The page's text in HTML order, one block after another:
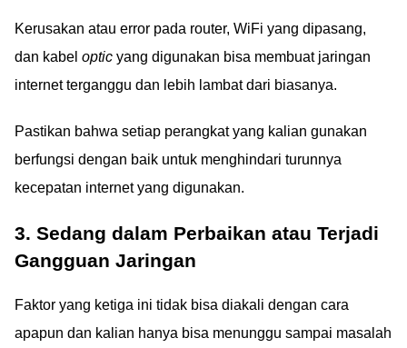
Kerusakan atau error pada router, WiFi yang dipasang,
dan kabel optic yang digunakan bisa membuat jaringan
internet terganggu dan lebih lambat dari biasanya.
Pastikan bahwa setiap perangkat yang kalian gunakan
berfungsi dengan baik untuk menghindari turunnya
kecepatan internet yang digunakan.
3. Sedang dalam Perbaikan atau Terjadi
Gangguan Jaringan
Faktor yang ketiga ini tidak bisa diakali dengan cara
apapun dan kalian hanya bisa menunggu sampai masalah